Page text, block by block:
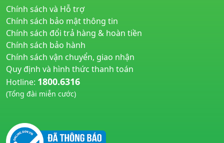
Chính sách và Hỗ trợ
Chính sách bảo mật thông tin
Chính sách đổi trả hàng & hoàn tiền
Chính sách bảo hành
Chính sách vận chuyển, giao nhận
Quy định và hình thức thanh toán
Hotline: 1800.6316
(Tổng đài miễn cước)